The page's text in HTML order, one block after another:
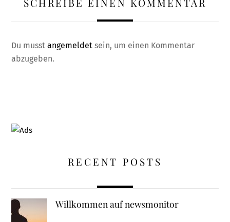
Du musstangemeldet sein, um einen Kommentar
abzugeben.
RECENT POSTS
Willkommen auf newsmonitor